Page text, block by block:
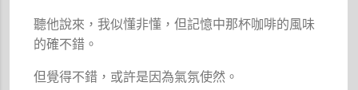
聽他說來，我似懂非懂，但記憶中那杯咖啡的風味
的確不錯。
但覺得不錯，或許是因為氣氛使然。